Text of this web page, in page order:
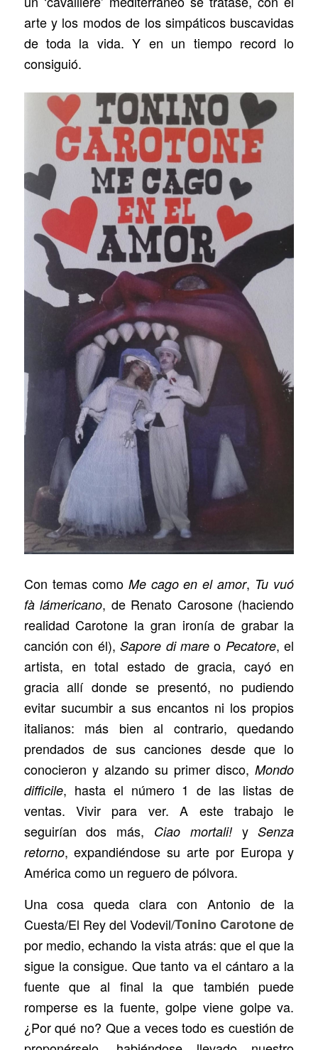
arte y los modos de los simpáticos buscavidas
de toda la vida. Y en un tiempo record lo
consiguió.
Con temas como Me cago en el amor, Tu vuó
fà lámericano, de Renato Carosone (haciendo
realidad Carotone la gran ironía de grabar la
canción con él),Sapore di mareo Pecatore, el
artista, en total estado de gracia, cayó en
gracia allí donde se presentó, no pudiendo
evitar sucumbir a sus encantos ni los propios
italianos: más bien al contrario, quedando
prendados de sus canciones desde que lo
conocieron y alzando su primer disco,Mondo
difficile, hasta el número 1 de las listas de
ventas. Vivir para ver. A este trabajo le
seguirían dos más, Ciao mortali!ySenza
retorno, expandiéndose su arte por Europa y
América como un reguero de pólvora.
Una cosa queda clara con Antonio de la
Cuesta/El Rey del Vodevil/Tonino Carotonede
por medio, echando la vista atrás: que el que la
sigue la consigue. Que tanto va el cántaro a la
fuente que al final la que también puede
romperse es la fuente, golpe viene golpe va.
¿Por qué no? Que a veces todo es cuestión de